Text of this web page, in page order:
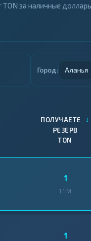
за наличные
Город: Аланья
ПОЛУЧАЕТЕ ↕
РЕЗЕРВ
TON
1
1,1 M
1